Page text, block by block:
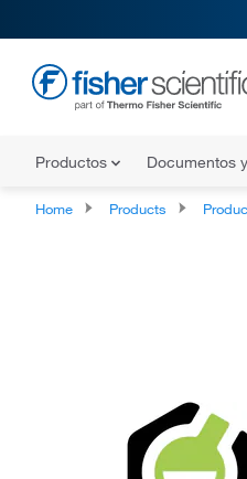
Productos Documentos
Home Products